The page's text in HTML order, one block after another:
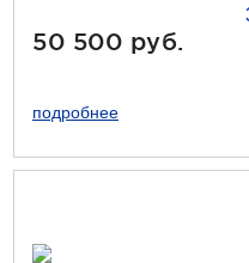
50 500 руб.
подробнее